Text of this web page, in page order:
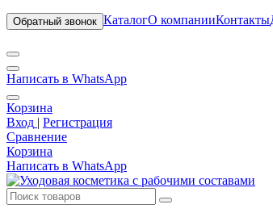
Обратный звонок КаталогО компанииКонтакты
Написать в WhatsApp
Корзина
Вход | Регистрация
Сравнение
Корзина
Написать в WhatsApp